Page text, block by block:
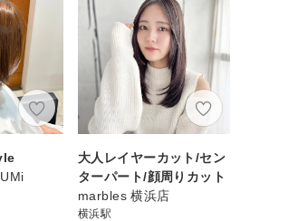
大人レイヤーカット/セン
ターパート/顔周りカット
marbles 横浜店
横浜駅